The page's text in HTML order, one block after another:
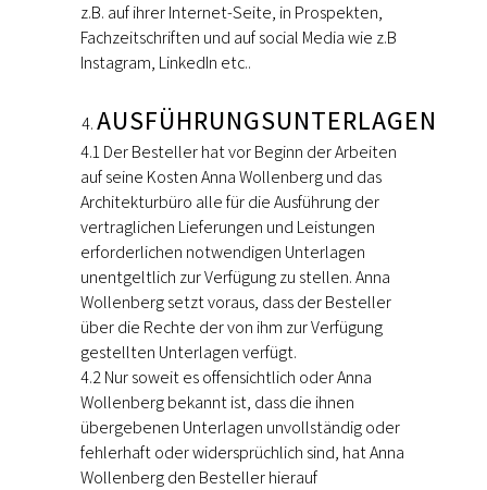
z.B. auf ihrer Internet-Seite, in Prospekten,
Fachzeitschriften und auf social Media wie z.B
Instagram, LinkedIn etc..
AUSFÜHRUNGSUNTERLAGEN
4.1 Der Besteller hat vor Beginn der Arbeiten
auf seine Kosten Anna Wollenberg und das
Architekturbüro alle für die Ausführung der
vertraglichen Lieferungen und Leistungen
erforderlichen notwendigen Unterlagen
unentgeltlich zur Verfügung zu stellen. Anna
Wollenberg setzt voraus, dass der Besteller
über die Rechte der von ihm zur Verfügung
gestellten Unterlagen verfügt.
4.2 Nur soweit es offensichtlich oder Anna
Wollenberg bekannt ist, dass die ihnen
übergebenen Unterlagen unvollständig oder
fehlerhaft oder widersprüchlich sind, hat Anna
Wollenberg den Besteller hierauf